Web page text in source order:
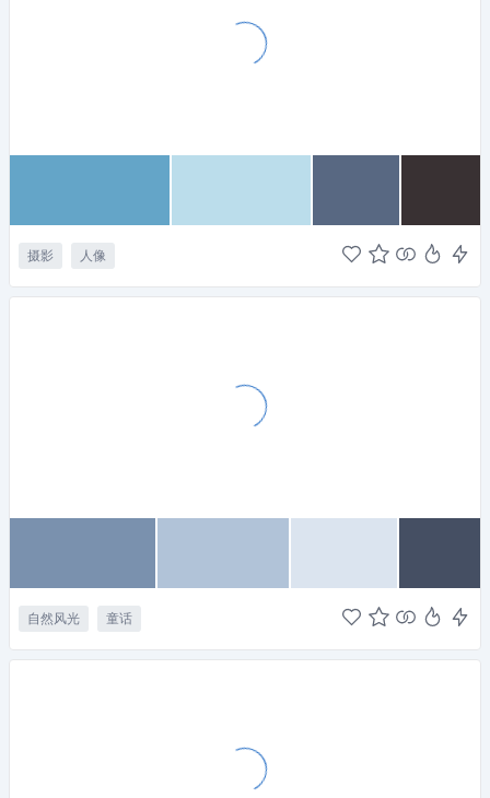
摄影 人像
自然风光 童话